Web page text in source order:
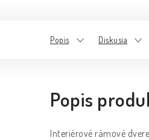
Popis Diskusia
Popis
Interiérové rámové